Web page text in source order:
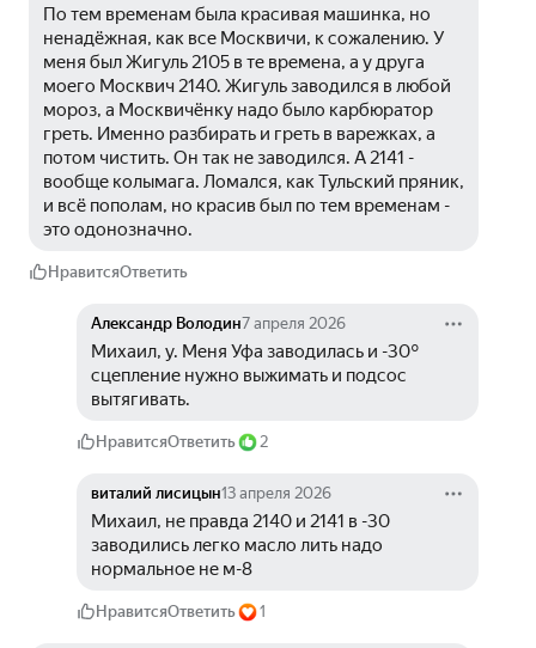
По тем временам была красивая машинка, но
ненадёжная, как все Москвичи, к сожалению. У
меня был Жигуль 2105 в те времена, а у друга
моего Москвич 2140. Жигуль заводился в любой
мороз, а Москвичёнку надо было карбюратор
греть. Именно разбирать и греть в варежках, а
потом чистить. Он так не заводился. А 2141 -
вообще колымага. Ломался, как Тульский пряник,
и всё пополам, но красив был по тем временам -
это одонозначно.
НравитсяОтветить
Александр Володин7 апреля 2026
Михаил, у. Меня Уфа заводилась и -30°
сцепление нужно выжимать и подсос
вытягивать.
НравитсяОтветить 2
виталий лисицын13 апреля 2026
Михаил, не правда 2140 и 2141 в -30
заводились легко масло лить надо
нормальное не м-8
НравитсяОтветить 1